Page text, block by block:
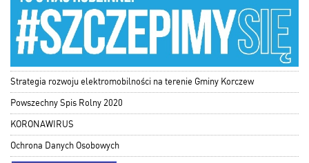
Strategia rozwoju elektromobilności na terenie Gminy Korczew
Powszechny Spis Rolny 2020
KORONAWIRUS
Ochrona Danych Osobowych